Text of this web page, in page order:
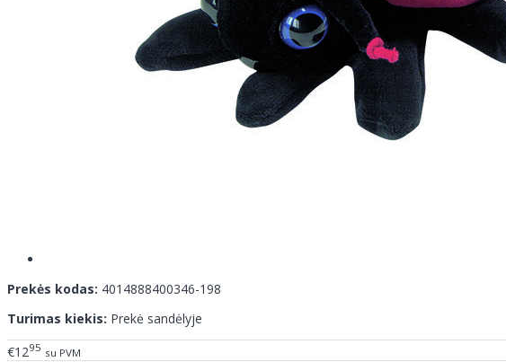
Prekės kodas: 4014888400346-198
Turimas kiekis: Prekė sandėlyje
€1295 su PVM